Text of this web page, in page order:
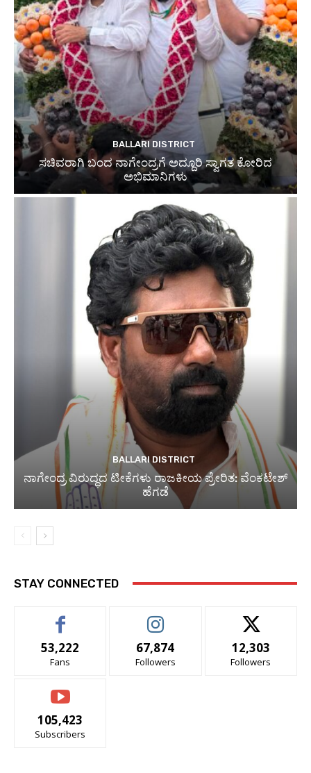
BALLARI DISTRICT
ಸಚಿವರಾಗಿ ಬಂದ ನಾಗೇಂದ್ರಗೆ ಅದ್ದೂರಿ ಸ್ವಾಗತ ಕೋರಿದ
ಅಭಿಮಾನಿಗಳು
BALLARI DISTRICT
ನಾಗೇಂದ್ರ ವಿರುದ್ಧದ ಟೀಕೆಗಳು ರಾಜಕೀಯ ಪ್ರೇರಿತ: ವೆಂಕಟೇಶ್
ಹೆಗಡೆ
STAY CONNECTED
53,222
Fans
67,874
Followers
12,303
Followers
105,423
Subscribers